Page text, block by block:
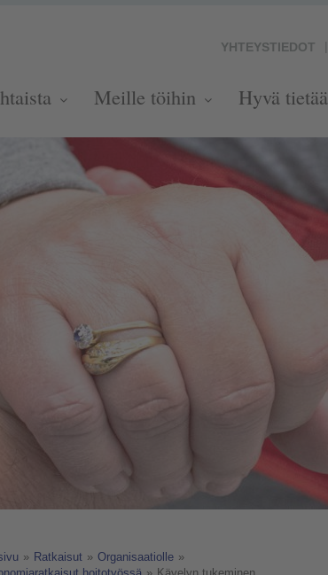
YHTEYSTIEDOT
Meille töihin Hyvä tietää
» Ratkaisut » Organisaatiolle »